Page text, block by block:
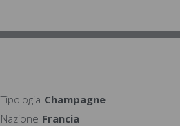
Tipologia Champagne
Nazione Francia